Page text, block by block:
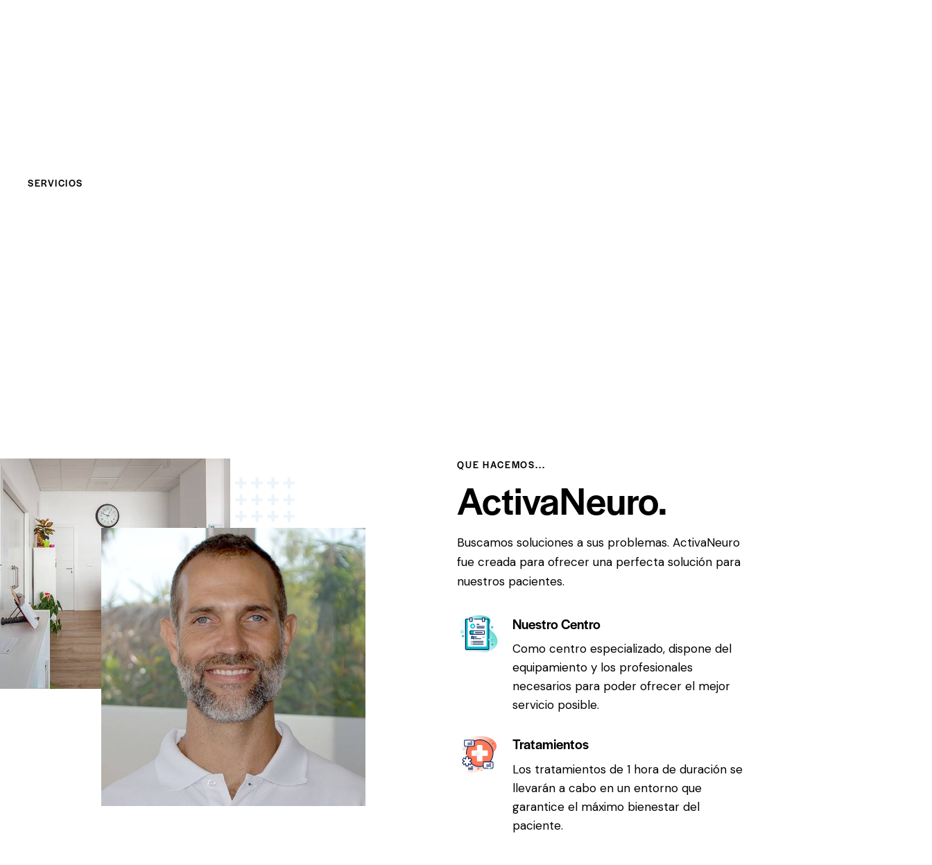
SERVICIOS
QUE HACEMOS...
ActivaNeuro.
Buscamos soluciones a sus problemas. ActivaNeuro
fue creada para ofrecer una perfecta solución para
nuestros pacientes.
Nuestro Centro
Como centro especializado, dispone del
equipamiento y los profesionales
necesarios para poder ofrecer el mejor
servicio posible.
Tratamientos
Los tratamientos de 1 hora de duración se
llevarán a cabo en un entorno que
garantice el máximo bienestar del
paciente.